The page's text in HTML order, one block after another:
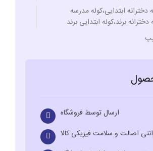
دخترانه ابتدایی،کوله مدرسه
دخترانه برند،کوله ابتدایی برند
ارسال توسط فروشگاه
اصالت و سلامت فیزیکی کالا